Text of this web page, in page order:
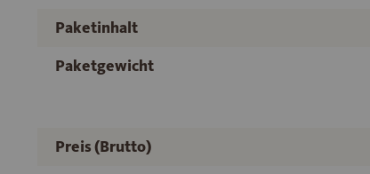
Paketinhalt
Paketgewicht
Preis (Brutto)